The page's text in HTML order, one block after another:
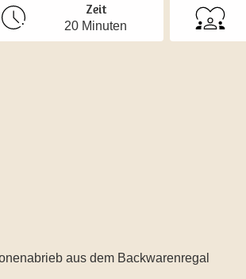
Zeit
20 Minuten
aus dem Backwarenregal